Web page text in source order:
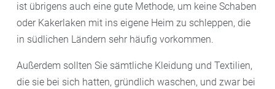
ist übrigens auch eine gute Methode, um keine Schaben
oder Kakerlaken mit ins eigene Heim zu schleppen, die
in südlichen Ländern sehr häufig vorkommen.
Außerdem sollten Sie sämtliche Kleidung und Textilien,
die sie bei sich hatten, gründlich waschen, und zwar bei